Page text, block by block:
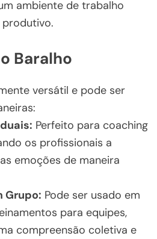
ambiente de trabalho
Baralho
versátil e pode ser
Perfeito para coaching
os profissionais a
emoções de maneira
Grupo: Pode ser usado em
para equipes,
compreensão coletiva e